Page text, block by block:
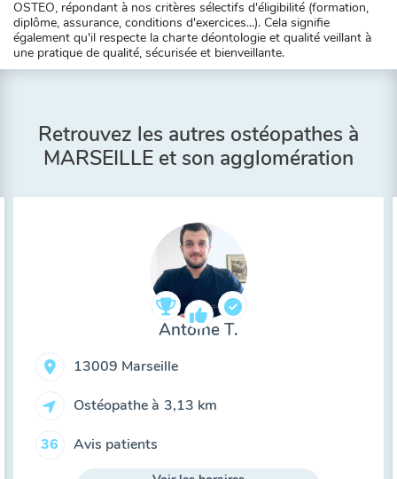
OSTEO, répondant à nos critères sélectifs d'éligibilité (formation,
diplôme, assurance, conditions d'exercices...). Cela signifie
également qu'il respecte la charte déontologie et qualité veillant à
une pratique de qualité, sécurisée et bienveillante.
Retrouvez les autres ostéopathes à
MARSEILLE et son agglomération
Antoine T.
13009 Marseille
Ostéopathe à 3,13 km
36 Avis patients